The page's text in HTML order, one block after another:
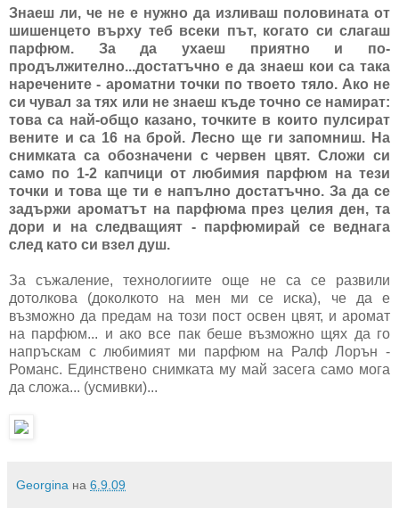
Знаеш ли, че не е нужно да изливаш половината от
шишенцето върху теб всеки път, когато си слагаш
парфюм. За да ухаеш приятно и по-
продължително...достатъчно е да знаеш кои са така
наречените - ароматни точки по твоето тяло. Ако не
си чувал за тях или не знаеш къде точно се намират:
това са най-общо казано, точките в които пулсират
вените и са 16 на брой. Лесно ще ги запомниш. На
снимката са обозначени с червен цвят. Сложи си
само по 1-2 капчици от любимия парфюм на тези
точки и това ще ти е напълно достатъчно. За да се
задържи ароматът на парфюма през целия ден, та
дори и на следващият - парфюмирай се веднага
след като си взел душ.
За съжаление, технологиите още не са се развили
дотолкова (доколкото на мен ми се иска), че да е
възможно да предам на този пост освен цвят, и аромат
на парфюм... и ако все пак беше възможно щях да го
напръскам с любимият ми парфюм на Ралф Лорън -
Романс. Единствено снимката му май засега само мога
да сложа... (усмивки)...
Georgina на 6.9.09